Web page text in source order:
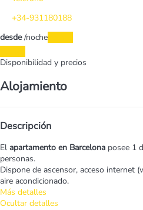
+34-931180188
desde /noche
Disponibilidad y precios
Alojamiento
Descripción
El apartamento en Barcelona posee 1
personas.
Dispone de ascensor, acceso internet
aire acondicionado.
Más detalles
Ocultar detalles